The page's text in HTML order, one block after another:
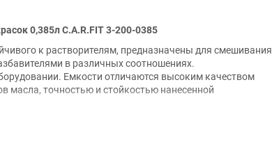
0,385л C.A.R.FIT 3-200-0385
к растворителям, предназначены для смешивания
в различных соотношениях.
Емкости отличаются высоким качеством
масла, точностью и стойкостью нанесенной